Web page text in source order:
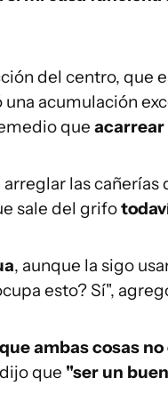
del centro, que
acumulación
que acarrear
las cañerías
sale del grifo
, aunque la sigo
esto? Sí",
ambas cosas
que "ser un